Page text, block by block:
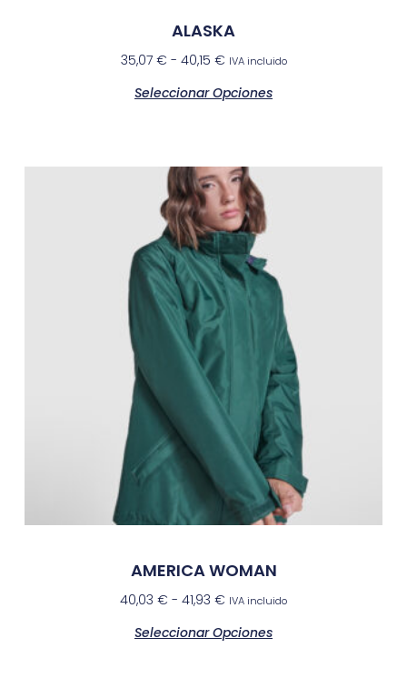
ALASKA
35,07 € - 40,15 € IVA incluido
Seleccionar Opciones
AMERICA WOMAN
40,03 € - 41,93 € IVA incluido
Seleccionar Opciones